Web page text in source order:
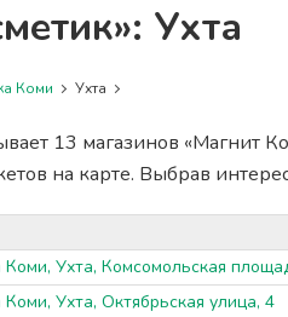
Ухта
Коми Ухта
13 магазинов «Магнит
на карте. Выбрав
Коми, Ухта, Комсомольская
Ухта, Октябрьская улица, 4